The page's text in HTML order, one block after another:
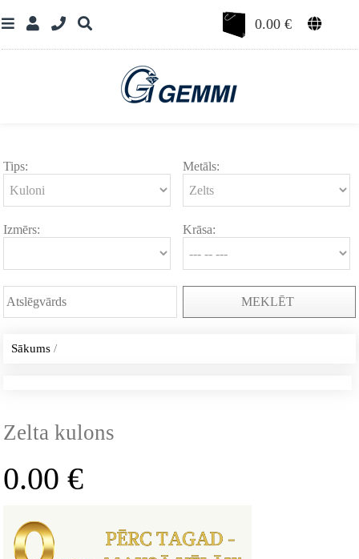
0.00€
Tips: Metāls:
Izmērs: Krāsa:
MEKLĒT
Sākums /
Zelta kulons
0.00€